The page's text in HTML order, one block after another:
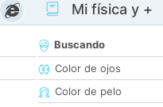
Mi física y +
Buscando
Color de ojos
Color de pelo